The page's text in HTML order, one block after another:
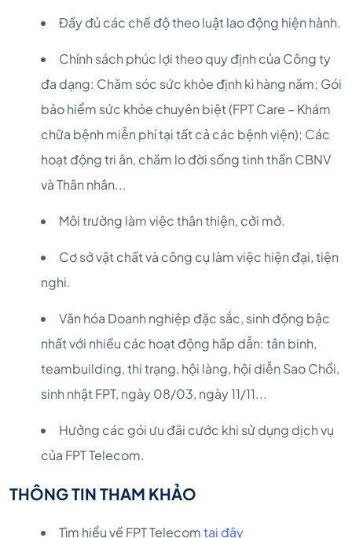
Đầy đủ các chế độ theo luật lao động hiện hành.
Chính sách phúc lợi theo quy định của Công ty
đa dạng: Chăm sóc sức khỏe định kì hàng năm; Gói
bảo hiểm sức khỏe chuyên biệt (FPT Care – Khám
chữa bệnh miễn phí tại tất cả các bệnh viện); Các
hoạt động tri ân, chăm lo đời sống tinh thần CBNV
và Thân nhân...
Môi trường làm việc thân thiện, cởi mở.
Cơ sở vật chất và công cụ làm việc hiện đại, tiện
nghi.
Văn hóa Doanh nghiệp đặc sắc, sinh động bậc
nhất với nhiều các hoạt động hấp dẫn: tân binh,
teambuilding, thi trạng, hội làng, hội diễn Sao Chổi,
sinh nhật FPT, ngày 08/03, ngày 11/11...
Hưởng các gói ưu đãi cước khi sử dụng dịch vụ
của FPT Telecom.
THÔNG TIN THAM KHẢO
Tìm hiểu về FPT Telecomtại đây